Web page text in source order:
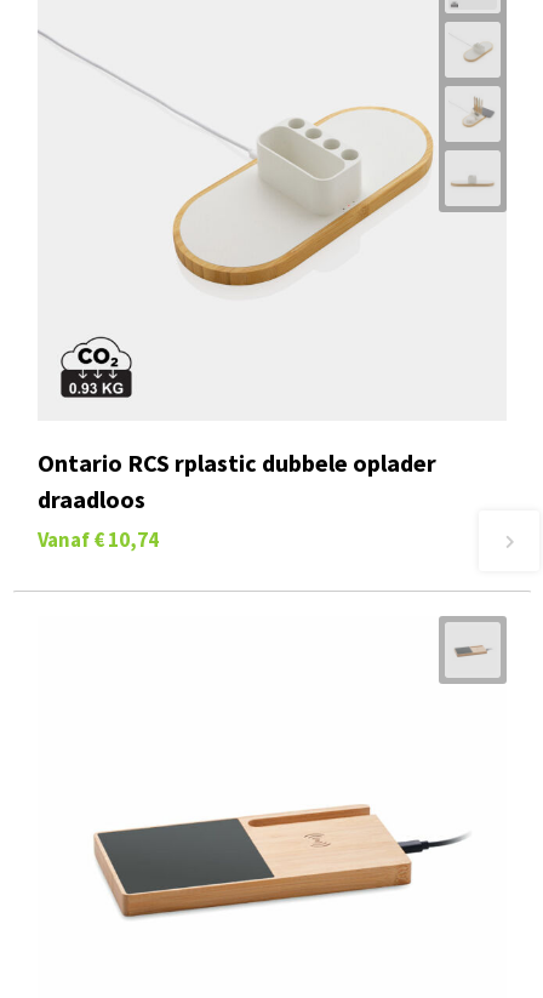
Ontario RCS rplastic dubbele oplader
draadloos
Vanaf € 10,74